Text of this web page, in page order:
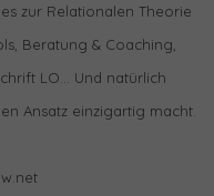
zur Relationalen Theorie
Beratung & Coaching,
LO… Und natürlich
Ansatz einzigartig macht.